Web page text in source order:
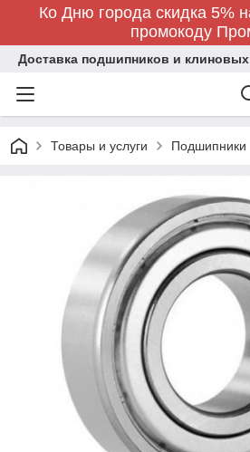
Ко Дню города скидка 5%
промокоду
Доставка подшипников и
Товары и услуги Подшипники